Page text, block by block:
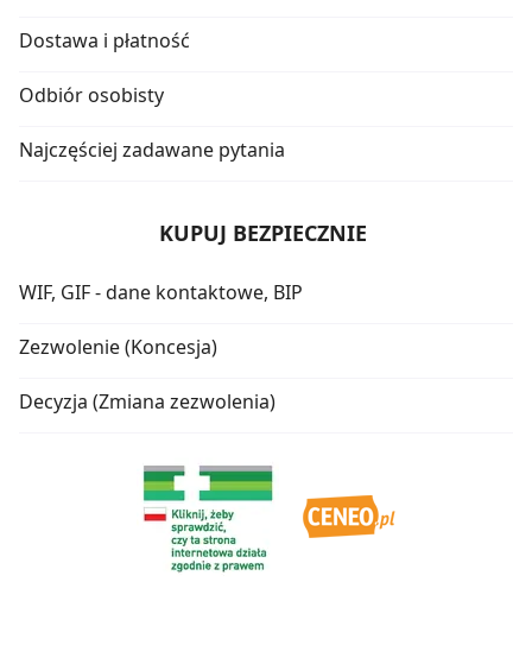
Dostawa i płatność
Odbiór osobisty
Najczęściej zadawane pytania
KUPUJ BEZPIECZNIE
WIF, GIF - dane kontaktowe, BIP
Zezwolenie (Koncesja)
Decyzja (Zmiana zezwolenia)